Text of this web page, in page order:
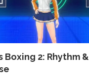
Boxing 2: Rhythm &